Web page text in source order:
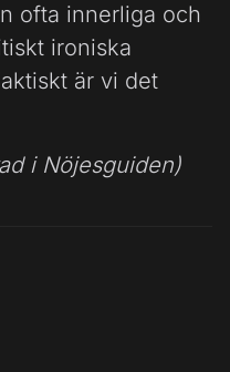
ofta innerliga och
ironiska
är vi det
i Nöjesguiden)